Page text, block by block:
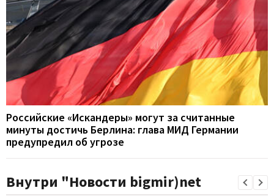
Российские «Искандеры» могут за считанные
минуты достичь Берлина: глава МИД Германии
предупредил об угрозе
Внутри "Новости bigmir)net